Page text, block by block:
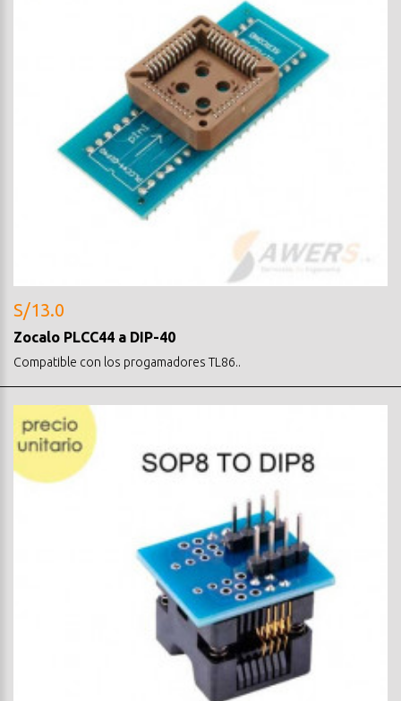
S/13.0
Zocalo PLCC44 a DIP-40
Compatible con los progamadores TL86..